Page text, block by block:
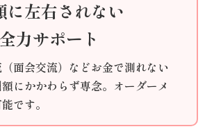
に左右されない
全力サポート
面会交流）などお金で測れない
にかかわらず専念。オーダーメ
です。